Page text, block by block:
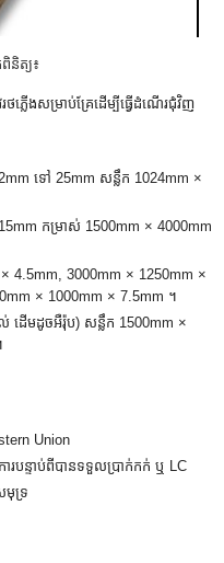
និត្យ៖
លើងសម្រាប់គ្រែដើម្បីធ្វើដំណើរជុំវិញ
ទៅ 25mm សន្លឹក 1024mm ×
កម្រាស់ 1500mm × 4000mm
4.5mm, 3000mm × 1250mm ×
× 1000mm × 7.5mm ។
ដើមដូចអឺរ៉ុប) សន្លឹក 1500mm ×
Union
ការបន្ទាប់ពីបានទទួលប្រាក់កក់ ឬ LC
មុទ្រ